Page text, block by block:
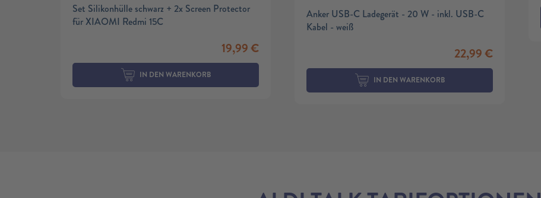
Set Silikonhülle schwarz + 2x Screen Protector
für XIAOMI Redmi 15C
19,99€
IN DEN WARENKORB
Anker USB-C Ladegerät - 20 W - inkl. USB-C
Kabel - weiß
22,99€
IN DEN WARENKORB